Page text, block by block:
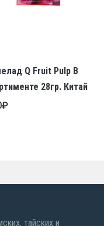
Q Fruit Pulp В
28гр. Китай
₽
тайских и